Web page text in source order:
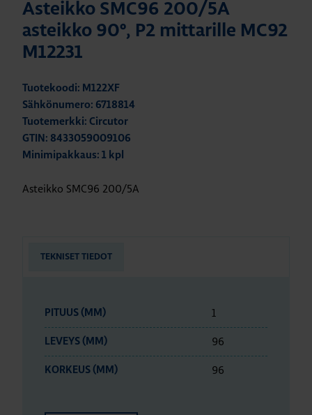
Asteikko SMC96 200/5A
asteikko 90º, P2 mittarille MC92
M12231
Tuotekoodi: M122XF
Sähkönumero: 6718814
Tuotemerkki: Circutor
GTIN: 8433059009106
Minimipakkaus: 1 kpl
Asteikko SMC96 200/5A
TEKNISET TIEDOT
PITUUS (MM) 1
LEVEYS (MM) 96
KORKEUS (MM) 96